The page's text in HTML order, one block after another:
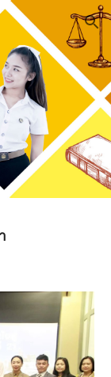
Skip to navigation